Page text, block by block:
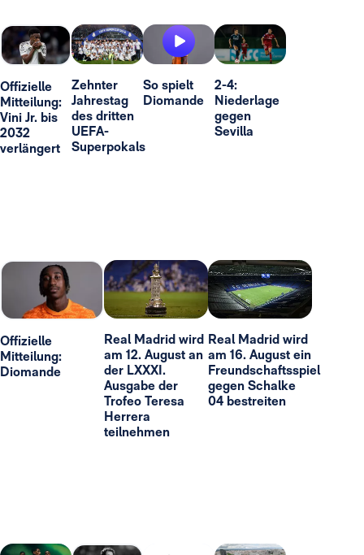
Offizielle
Mitteilung:
Vini Jr. bis
2032
verlängert
Zehnter
Jahrestag
des dritten
UEFA-
Superpokals
So spielt
Diomande
2-4:
Niederlage
gegen
Sevilla
Offizielle
Mitteilung:
Diomande
Real Madrid wird
am 12. August an
der LXXXI.
Ausgabe der
Trofeo Teresa
Herrera
teilnehmen
Real Madrid wird
am 16. August ein
Freundschaftsspiel
gegen Schalke
04 bestreiten